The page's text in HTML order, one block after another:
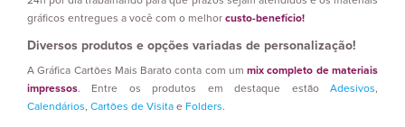
gráficos entregues a você com o melhor custo-benefício!
Diversos produtos e opções variadas de personalização!
A Gráfica Cartões Mais Barato conta com ummix completo de materiais
impressos. Entre os produtos em destaque estão Adesivos,
Calendários, Cartões de Visita e Folders.